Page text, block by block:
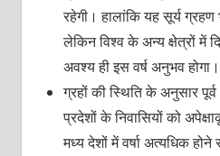
रहेगी। हालांकि यह सूर्य ग्रहण
लेकिन विश्व के अन्य क्षेत्रों में
अवश्य ही इस वर्ष अनुभव होगा।
ग्रहों की स्थिति के अनुसार
प्रदेशों के निवासियों को
मध्य देशों में वर्षा अत्यधिक